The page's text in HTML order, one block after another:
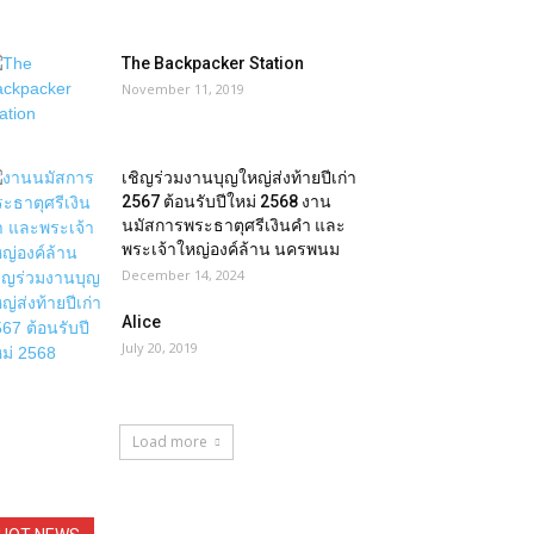
The Backpacker Station
November 11, 2019
เชิญร่วมงานบุญใหญ่ส่งท้ายปีเก่า
2567 ต้อนรับปีใหม่ 2568 งาน
นมัสการพระธาตุศรีเงินคำ และ
พระเจ้าใหญ่องค์ล้าน นครพนม
December 14, 2024
Alice
July 20, 2019
Load more